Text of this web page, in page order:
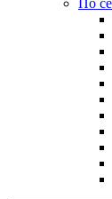
По